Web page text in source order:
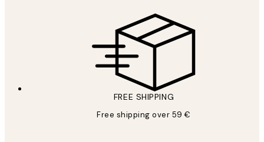
FREE SHIPPING
Free shipping over 59 €